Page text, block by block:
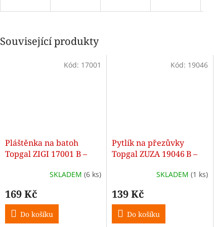
Související produkty
Pláštěnka na batoh
Topgal ZIGI 17001 B –
SKLADEM (6 ks)
169 Kč
Do košíku
Kód: 17001
Pytlík na přezůvky
Topgal ZUZA 19046 B –
SKLADEM (1 ks)
139 Kč
Do košíku
Kód: 19046